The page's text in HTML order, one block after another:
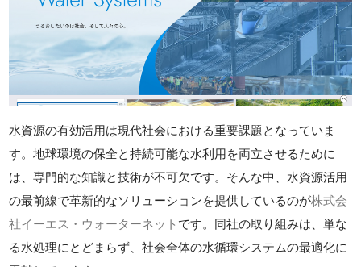
水資源の有効活用は現代社会における重要課題となっていま
す。地球環境の保全と持続可能な水利用を両立させるために
は、専門的な知識と技術が不可欠です。そんな中、水資源活用
の最前線で革新的なソリューションを提供しているのが株式会
社イーエス・ウォーターネット です。同社の取り組みは、単な
る水処理にとどまらず、社会全体の水循環システムの最適化に